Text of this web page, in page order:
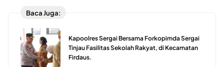
Baca Juga:
Kapoolres Sergai Bersama Forkopimda Sergai
Tinjau Fasilitas Sekolah Rakyat, di Kecamatan
Firdaus.